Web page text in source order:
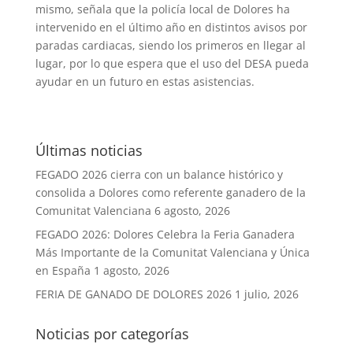
mismo, señala que la policía local de Dolores ha
intervenido en el último año en distintos avisos por
paradas cardiacas, siendo los primeros en llegar al
lugar, por lo que espera que el uso del DESA pueda
ayudar en un futuro en estas asistencias.
Últimas noticias
FEGADO 2026 cierra con un balance histórico y
consolida a Dolores como referente ganadero de la
Comunitat Valenciana 6 agosto, 2026
FEGADO 2026: Dolores Celebra la Feria Ganadera
Más Importante de la Comunitat Valenciana y Única
en España 1 agosto, 2026
FERIA DE GANADO DE DOLORES 2026 1 julio, 2026
Noticias por categorías